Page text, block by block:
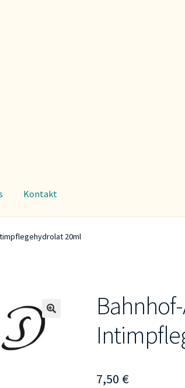
Kontakt
20ml
7,50 €